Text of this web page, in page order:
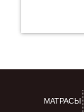
МАТРАСЫ